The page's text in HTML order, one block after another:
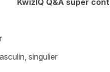
singulier